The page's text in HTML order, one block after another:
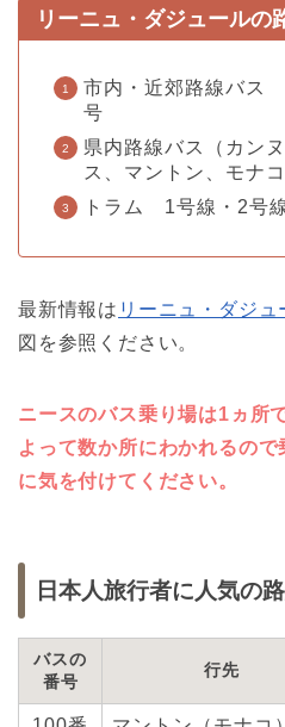
リーニュ・ダジュールの
市内・近郊路線バス
号
県内路線バス（カン
ス、マントン、モナ
トラム 1号線・2号
最新情報は リーニュ・ダジュ
図を参照ください。
ニースのバス乗り場は1ヵ所
よって数か所にわかれるので
に気を付けてください。
日本人旅行者に人気の
バスの
番号
行先